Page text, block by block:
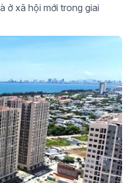
ở xã hội mới trong giai